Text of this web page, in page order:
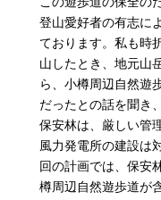
登山愛好者の有志に
ております。私も時
山したとき、地元山
ら、小樽周辺自然遊
だったとの話を聞き
保安林は、厳しい管
風力発電所の建設は
回の計画では、保安
樽周辺自然遊歩道が